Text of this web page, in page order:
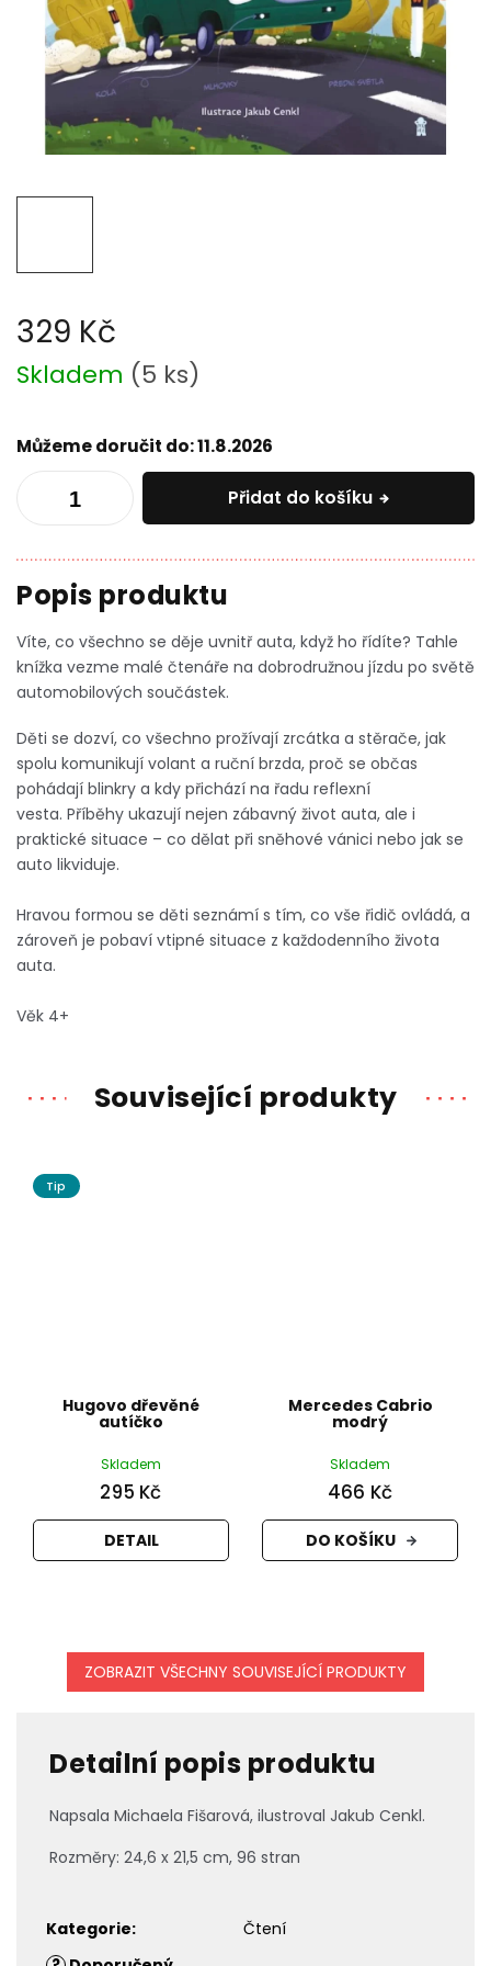
329 Kč
Měrná
cena:
Skladem (5 ks)
Můžeme doručit do:11.8.2026
Přidat do košíku
Víte, co všechno se děje uvnitř auta, když ho řídíte? Tahle
knížka vezme malé čtenáře na dobrodružnou jízdu po světě
automobilových součástek.
Děti se dozví, co všechno prožívají zrcátka a stěrače, jak
spolu komunikují volant a ruční brzda, proč se občas
pohádají blinkry a kdy přichází na řadu reflexní
vesta. Příběhy ukazují nejen zábavný život auta, ale i
praktické situace – co dělat při sněhové vánici nebo jak se
auto likviduje.
Hravou formou se děti seznámí s tím, co vše řidič ovládá, a
zároveň je pobaví vtipné situace z každodenního života
auta.
Věk 4+
Související produkty
Tip
Hugovo dřevěné
autíčko
Skladem
295 Kč
DETAIL
Mercedes Cabrio
modrý
Skladem
466 Kč
DO KOŠÍKU
ZOBRAZIT VŠECHNY SOUVISEJÍCÍ PRODUKTY
Detailní popis produktu
Napsala Michaela Fišarová, ilustroval Jakub Cenkl.
Rozměry: 24,6 x 21,5 cm, 96 stran
Kategorie:
Čtení